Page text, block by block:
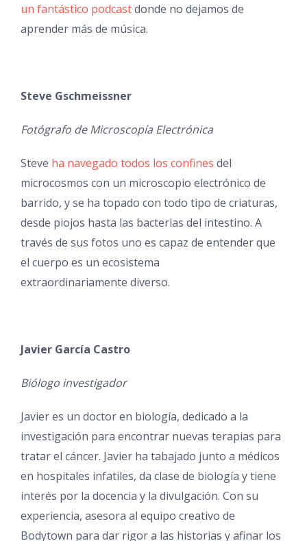
un fantástico podcastdonde no dejamos de
aprender más de música.
Steve Gschmeissner
Fotógrafo de Microscopía Electrónica
Steve ha navegado todos los confines del
microcosmos con un microscopio electrónico de
barrido, y se ha topado con todo tipo de criaturas,
desde piojos hasta las bacterias del intestino. A
través de sus fotos uno es capaz de entender que
el cuerpo es un ecosistema
extraordinariamente diverso.
Javier García Castro
Biólogo investigador
Javier es un doctor en biología, dedicado a la
investigación para encontrar nuevas terapias para
tratar el cáncer. Javier ha tabajado junto a médicos
en hospitales infatiles, da clase de biología y tiene
interés por la docencia y la divulgación. Con su
experiencia, asesora al equipo creativo de
Bodytown para dar rigor a las historias y afinar los